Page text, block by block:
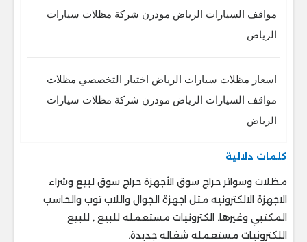
مواقف السيارات الرياض مودرن شركة مظلات سيارات
الرياض
اسعار مظلات سيارات الرياض اختيار التخصصي مظلات
مواقف السيارات الرياض مودرن شركة مظلات سيارات
الرياض
كلمات دلالية
مظلات وسواتر حراج سوق الأجهزة حراج سوق لبيع وشراء
الاجهزة الالكترونيه مثل اجهزة الجوال واللاب توب والحاسب
المكتبي وغيرها. الكترونيات مستعمله للبيع , للبيع
اللكترونيات مستعمله شغاله جديدة.